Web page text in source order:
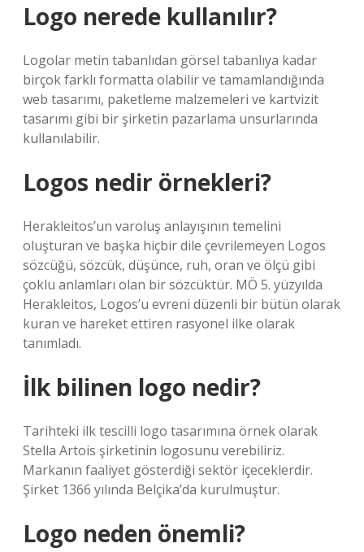
Logo nerede kullanılır?
Logolar metin tabanlıdan görsel tabanlıya kadar
birçok farklı formatta olabilir ve tamamlandığında
web tasarımı, paketleme malzemeleri ve kartvizit
tasarımı gibi bir şirketin pazarlama unsurlarında
kullanılabilir.
Logos nedir örnekleri?
Herakleitos’un varoluş anlayışının temelini
oluşturan ve başka hiçbir dile çevrilemeyen Logos
sözcüğü, sözcük, düşünce, ruh, oran ve ölçü gibi
çoklu anlamları olan bir sözcüktür. MÖ 5. yüzyılda
Herakleitos, Logos’u evreni düzenli bir bütün olarak
kuran ve hareket ettiren rasyonel ilke olarak
tanımladı.
İlk bilinen logo nedir?
Tarihteki ilk tescilli logo tasarımına örnek olarak
Stella Artois şirketinin logosunu verebiliriz.
Markanın faaliyet gösterdiği sektör içeceklerdir.
Şirket 1366 yılında Belçika’da kurulmuştur.
Logo neden önemli?